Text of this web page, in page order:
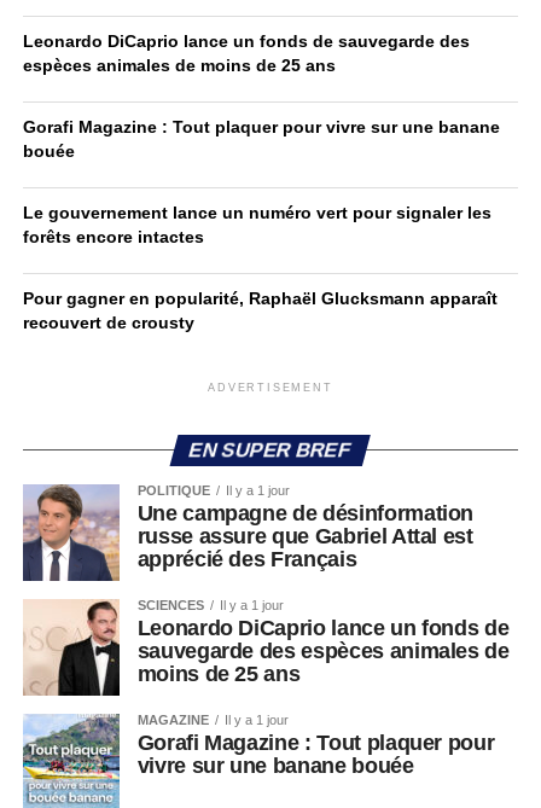
Leonardo DiCaprio lance un fonds de sauvegarde des
espèces animales de moins de 25 ans
Gorafi Magazine : Tout plaquer pour vivre sur une banane
bouée
Le gouvernement lance un numéro vert pour signaler les
forêts encore intactes
Pour gagner en popularité, Raphaël Glucksmann apparaît
recouvert de crousty
ADVERTISEMENT
EN SUPER BREF
POLITIQUE Il y a 1 jour
Une campagne de désinformation
russe assure que Gabriel Attal est
apprécié des Français
SCIENCES Il y a 1 jour
Leonardo DiCaprio lance un fonds de
sauvegarde des espèces animales de
moins de 25 ans
MAGAZINE Il y a 1 jour
Gorafi Magazine : Tout plaquer pour
vivre sur une banane bouée